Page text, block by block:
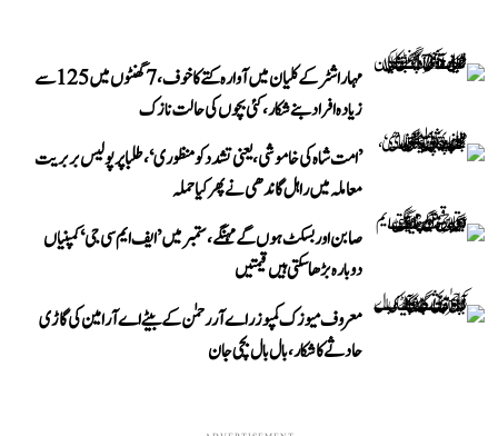
مہاراشٹر کے کلیان میں آوارہ کتے کا خوف، 7 گھنٹوں میں 125 سے
زیادہ افراد بنے شکار، کئی بچوں کی حالت نازک
’امت شاہ کی خاموشی، یعنی تشدد کو منظوری‘، طلبا پر پولیس بربریت
معاملہ میں راہل گاندھی نے پھر کیا حملہ
صابن اور بسکٹ ہوں گے مہنگے، ستمبر میں ’ایف ایم سی جی‘ کمپنیاں
دوبارہ بڑھا سکتی ہیں قیمتیں
معروف میوزک کمپوزر اے آر رحمٰن کے بیٹے اے آر امین کی گاڑی
حادثے کا شکار، بال بال بچی جان